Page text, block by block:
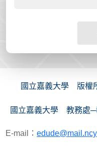
國立嘉義大學 版權
國立嘉義大學 教務處
E-mail：